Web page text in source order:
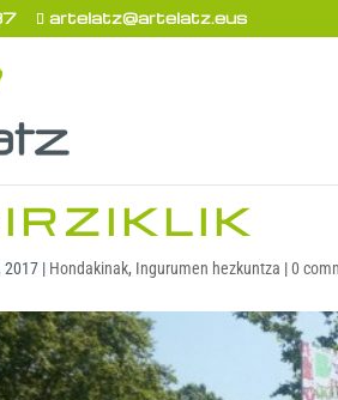
artelatz@artelatz.eus
2017 | Hondakinak, Ingurumen hezkuntza |0